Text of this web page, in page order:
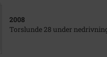
2008
Torslunde 28 under